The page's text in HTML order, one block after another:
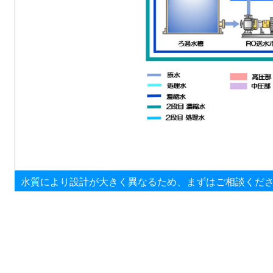
水質により設計が大きく異なるため、 まずはご相談くだ